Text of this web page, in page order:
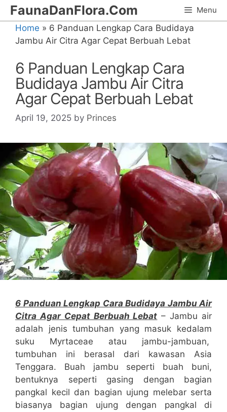
Skip
to
content
FaunaDanFlora.Com Menu
Home » 6 Panduan Lengkap Cara Budidaya
Jambu Air Citra Agar Cepat Berbuah Lebat
6 Panduan Lengkap Cara
Budidaya Jambu Air Citra
Agar Cepat Berbuah Lebat
April 19, 2025 by Princes
6 Panduan Lengkap Cara Budidaya Jambu Air
Citra Agar Cepat Berbuah Lebat – Jambu air
adalah jenis tumbuhan yang masuk kedalam
suku Myrtaceae atau jambu-jambuan,
tumbuhan ini berasal dari kawasan Asia
Tenggara. Buah jambu seperti buah buni,
bentuknya seperti gasing dengan bagian
pangkal kecil dan bagian ujung melebar serta
biasanya bagian ujung dengan pangkal di